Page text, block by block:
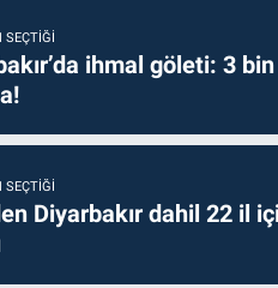
SEÇTIĞI
ihmal göleti: 3
SEÇTIĞI
Diyarbakır dahil 22 il